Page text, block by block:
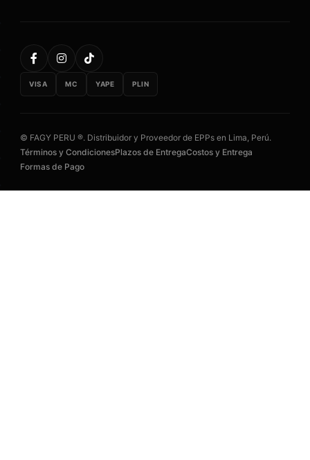
VISA MC YAPE PLIN
© FAGY PERU ®. Distribuidor y Proveedor de EPPs en Lima, Perú.
Términos y CondicionesPlazos de EntregaCostos y Entrega
Formas de Pago